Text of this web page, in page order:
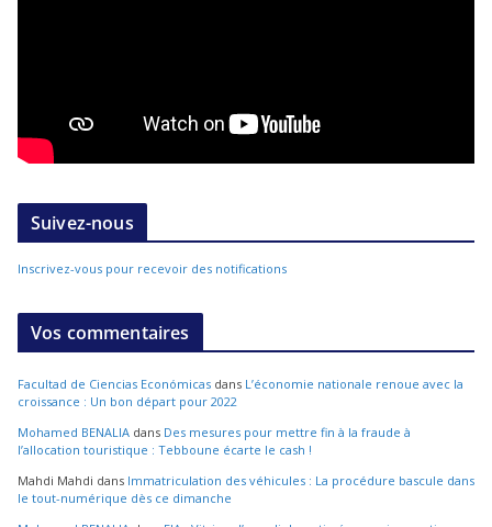
Suivez-nous
Inscrivez-vous pour recevoir des notifications
Vos commentaires
Facultad de Ciencias Económicas dans L’économie nationale renoue avec la
croissance : Un bon départ pour 2022
Mohamed BENALIA dans Des mesures pour mettre fin à la fraude à
l’allocation touristique : Tebboune écarte le cash !
Mahdi Mahdi dans Immatriculation des véhicules : La procédure bascule dans
le tout-numérique dès ce dimanche